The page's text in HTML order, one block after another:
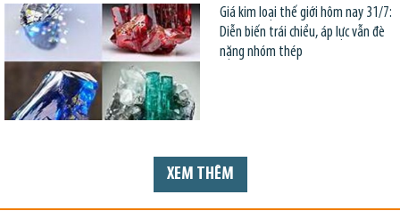
Giá kim loại thế giới hôm nay 31/7:
Diễn biến trái chiều, áp lực vẫn đè
nặng nhóm thép
XEM THÊM